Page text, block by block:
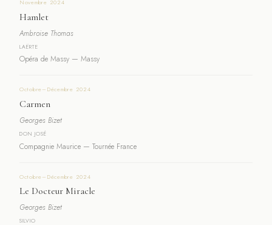
Novembre 2024
Hamlet
Ambroise Thomas
LAËRTE
Opéra de Massy — Massy
Octobre–Décembre 2024
Carmen
Georges Bizet
DON JOSÉ
Compagnie Maurice — Tournée France
Octobre–Décembre 2024
Le Docteur Miracle
Georges Bizet
SILVIO